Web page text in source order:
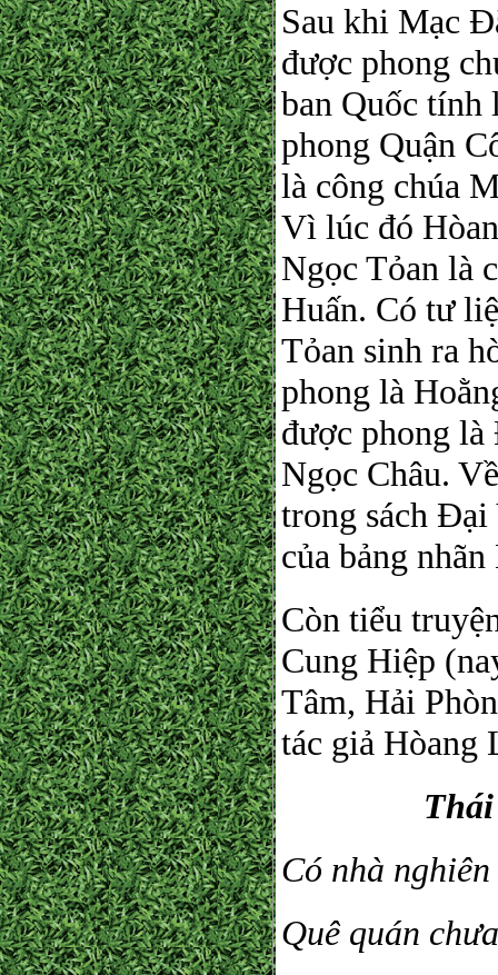
Sau khi Mạc
được phong
ban Quốc tính
phong Quận
là công chúa
Vì lúc đó
Ngọc Tỏan là
Huấn. Có tư
Tỏan sinh ra
phong là
được phong
Ngọc Châu.
trong sách
của bảng
Còn tiểu
Cung Hiệp
Tâm, Hải
tác giả Hòang
Có nhà
Quê quán